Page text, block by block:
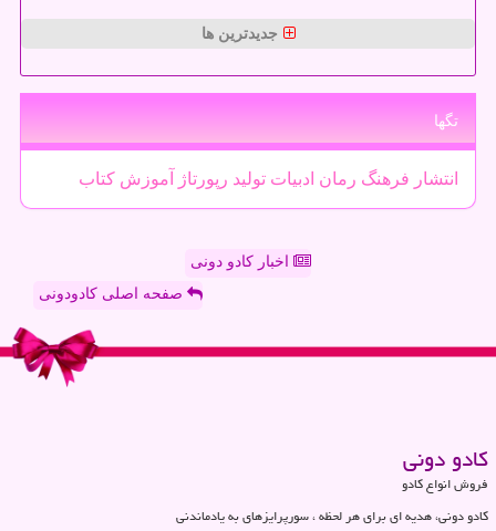
جدیدترین ها
تگها
انتشار فرهنگ رمان ادبیات تولید رپورتاژ آموزش كتاب
اخبار کادو دونی
صفحه اصلی کادودونی
كادو دونی
فروش انواع کادو
کادو دونی، هدیه ای برای هر لحظه ، سورپرایزهای به یادماندنی